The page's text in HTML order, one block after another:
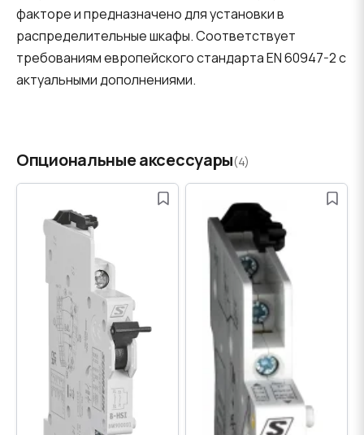
факторе и предназначено для установки в
распределительные шкафы. Соответствует
требованиям европейского стандарта EN 60947-2 с
актуальными дополнениями.
Опциональные аксессуары(4)